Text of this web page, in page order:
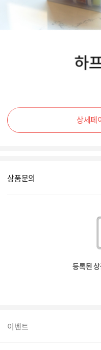
상세페
상품문의
등록된
이벤트